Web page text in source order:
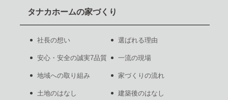
タナカホームの家づくり
社長の想い 選ばれる理由
安心・安全の誠実7品質 一流の現場
地域への取り組み 家づくりの流れ
土地のはなし 建築後のはなし